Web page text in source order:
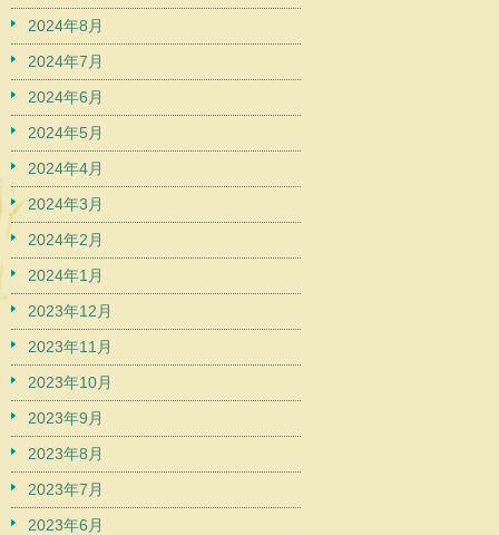
2024年8月
2024年7月
2024年6月
2024年5月
2024年4月
2024年3月
2024年2月
2024年1月
2023年12月
2023年11月
2023年10月
2023年9月
2023年8月
2023年7月
2023年6月